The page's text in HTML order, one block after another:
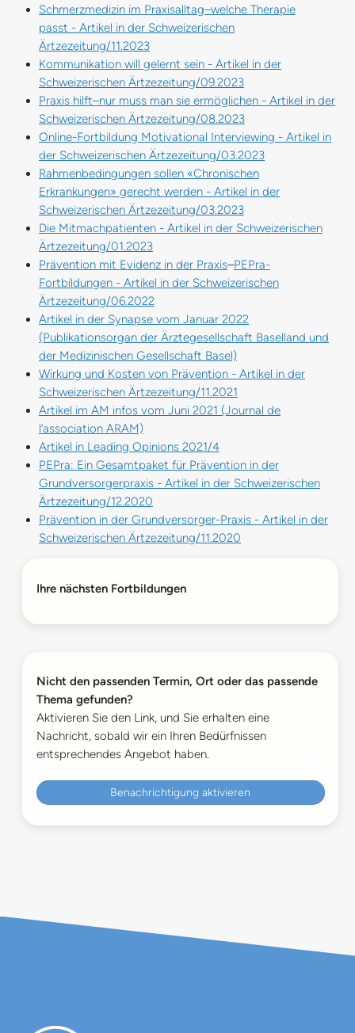
Schmerzmedizin im Praxisalltag–welche Therapie
passt - Artikel in der Schweizerischen
Ärtzezeitung/11.2023
Kommunikation will gelernt sein - Artikel in der
Schweizerischen Ärtzezeitung/09.2023
Praxis hilft–nur muss man sie ermöglichen - Artikel in der
Schweizerischen Ärtzezeitung/08.2023
Online-Fortbildung Motivational Interviewing - Artikel in
der Schweizerischen Ärtzezeitung/03.2023
Rahmenbedingungen sollen «Chronischen
Erkrankungen» gerecht werden - Artikel in der
Schweizerischen Ärtzezeitung/03.2023
Die Mitmachpatienten - Artikel in der Schweizerischen
Ärtzezeitung/01.2023
Prävention mit Evidenz in der Praxis–PEPra-
Fortbildungen - Artikel in der Schweizerischen
Ärtzezeitung/06.2022
Artikel in der Synapse vom Januar 2022
(Publikationsorgan der Ärztegesellschaft Baselland und
der Medizinischen Gesellschaft Basel)
Wirkung und Kosten von Prävention - Artikel in der
Schweizerischen Ärtzezeitung/11.2021
Artikel im AM infos vom Juni 2021 (Journal de
l’association ARAM)
Artikel in Leading Opinions 2021/4
PEPra: Ein Gesamtpaket für Prävention in der
Grundversorgerpraxis - Artikel in der Schweizerischen
Ärtzezeitung/12.2020
Prävention in der Grundversorger-Praxis - Artikel in der
Schweizerischen Ärtzezeitung/11.2020
Ihre nächsten Fortbildungen
Nicht den passenden Termin, Ort oder das passende
Thema gefunden?
Aktivieren Sie den Link, und Sie erhalten eine
Nachricht, sobald wir ein Ihren Bedürfnissen
entsprechendes Angebot haben.
Benachrichtigung aktivieren